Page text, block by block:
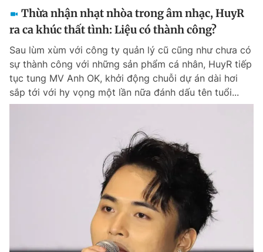
Thừa nhận nhạt nhòa trong âm nhạc, HuyR
ra ca khúc thất tình: Liệu có thành công?
Sau lùm xùm với công ty quản lý cũ cũng như chưa có
sự thành công với những sản phẩm cá nhân, HuyR tiếp
tục tung MV Anh OK, khởi động chuỗi dự án dài hơi
sắp tới với hy vọng một lần nữa đánh dấu tên tuổi...